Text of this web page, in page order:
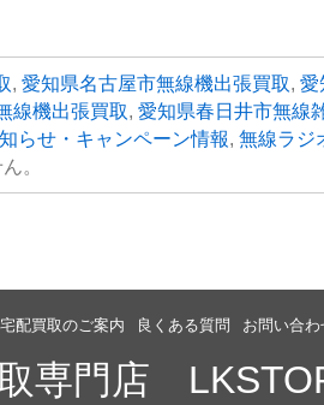
, 愛知県名古屋市無線機出張買取, 愛
線機出張買取, 愛知県春日井市無線
らせ・キャンペーン情報, 無線ラジ
。
宅配買取のご案内 良くある質問 お問い合わ
専門店